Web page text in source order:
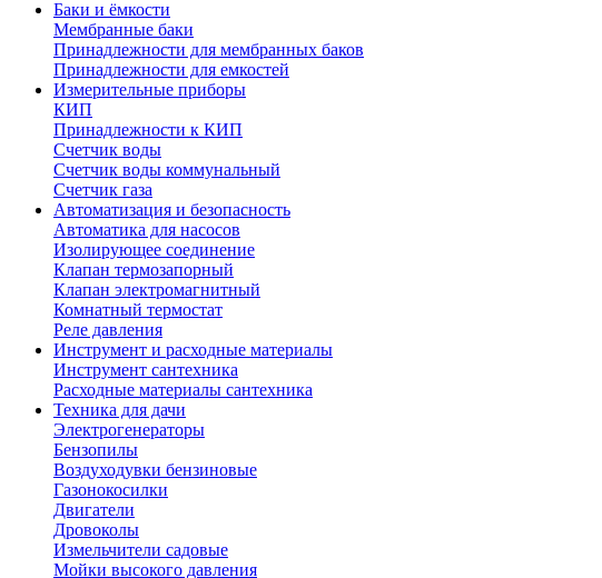
Баки и ёмкости
Мембранные баки
Принадлежности для мембранных баков
Принадлежности для емкостей
Измерительные приборы
КИП
Принадлежности к КИП
Счетчик воды
Счетчик воды коммунальный
Счетчик газа
Автоматизация и безопасность
Автоматика для насосов
Изолирующее соединение
Клапан термозапорный
Клапан электромагнитный
Комнатный термостат
Реле давления
Инструмент и расходные материалы
Инструмент сантехника
Расходные материалы сантехника
Техника для дачи
Электрогенераторы
Бензопилы
Воздуходувки бензиновые
Газонокосилки
Двигатели
Дровоколы
Измельчители садовые
Мойки высокого давления